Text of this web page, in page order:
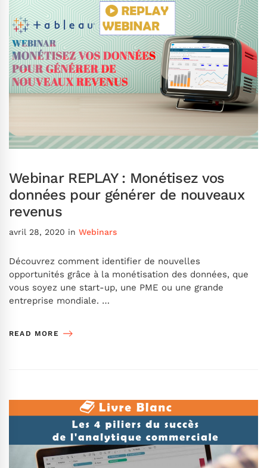
Webinar REPLAY : Monétisez vos
données pour générer de nouveaux
revenus
avril 28, 2020 in Webinars
Découvrez comment identifier de nouvelles
opportunités grâce à la monétisation des données, que
vous soyez une start-up, une PME ou une grande
entreprise mondiale. …
READ MORE